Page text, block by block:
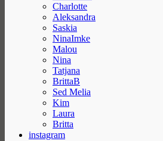
Charlotte
Aleksandra
Saskia
NinaImke
Malou
Nina
Tatjana
BrittaB
Sed Melia
Kim
Laura
Britta
instagram